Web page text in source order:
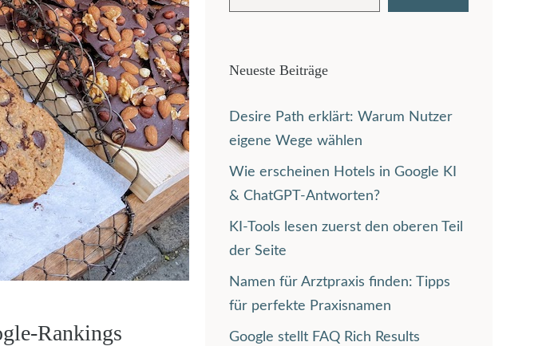
Rankings
Neueste Beiträge
Desire Path erklärt: Warum Nutzer
eigene Wege wählen
Wie erscheinen Hotels in Google KI
& ChatGPT-Antworten?
KI-Tools lesen zuerst den oberen Teil
der Seite
Namen für Arztpraxis finden: Tipps
für perfekte Praxisnamen
Google stellt FAQ Rich Results